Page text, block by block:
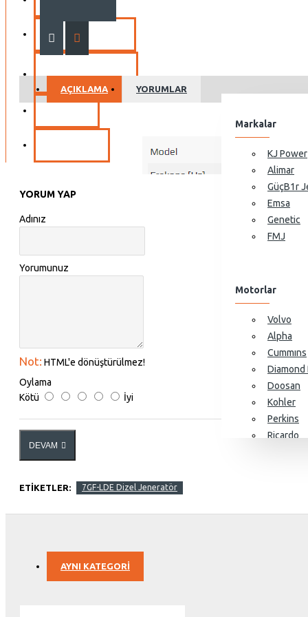
Portatif Jeneratörler
10GF-LDE3 Dizel Jeneratör
11GF-LDE3 Dizel Jeneratör
YEDEK PARÇA
MARKALAR
Markalar
KJ Power
Alimar
GüçB1r
Emsa
Genetic
FMJ
Motorlar
Volvo
Alpha
Cummıns
Diamond
Doosan
Kohler
Perkins
Ricardo
AÇIKLAMA YORUMLAR
YORUM YAP
Adınız
Yorumunuz
Not: HTML'e dönüştürülmez!
Oylama
Kötü
İyi
DEVAM
ETIKETLER: 7GF-LDE Dizel Jeneratör
AYNI KATEGORI